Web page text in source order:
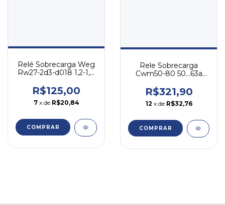
Relé Sobrecarga Weg
Rw27-2d3-d018 1,2-1,8
R$125,00
7 x de R$20,84
COMPRAR
Rele Sobrecarga
Cwm50-80 50...63a
R$321,90
12 x de R$32,76
COMPRAR